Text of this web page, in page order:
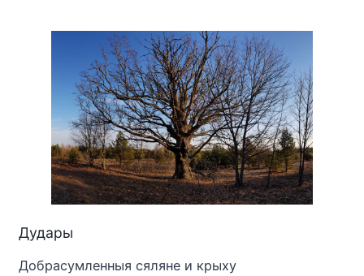
Дудары
Добрасумленныя сяляне и крыху